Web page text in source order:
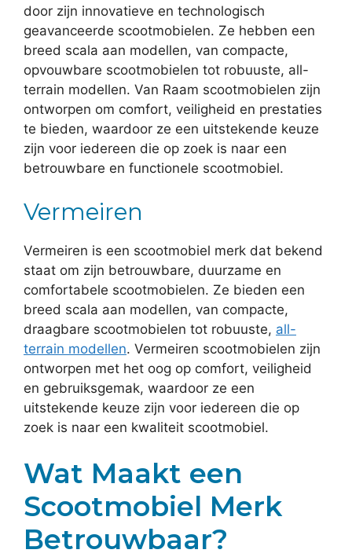
door zijn innovatieve en technologisch
geavanceerde scootmobielen. Ze hebben een
breed scala aan modellen, van compacte,
opvouwbare scootmobielen tot robuuste, all-
terrain modellen. Van Raam scootmobielen zijn
ontworpen om comfort, veiligheid en prestaties
te bieden, waardoor ze een uitstekende keuze
zijn voor iedereen die op zoek is naar een
betrouwbare en functionele scootmobiel.
Vermeiren
Vermeiren is een scootmobiel merk dat bekend
staat om zijn betrouwbare, duurzame en
comfortabele scootmobielen. Ze bieden een
breed scala aan modellen, van compacte,
draagbare scootmobielen tot robuuste, all-
terrain modellen. Vermeiren scootmobielen zijn
ontworpen met het oog op comfort, veiligheid
en gebruiksgemak, waardoor ze een
uitstekende keuze zijn voor iedereen die op
zoek is naar een kwaliteit scootmobiel.
Wat Maakt een
Scootmobiel Merk
Betrouwbaar?